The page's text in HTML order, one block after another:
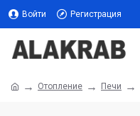
Войти Регистрация
Отопление Печи